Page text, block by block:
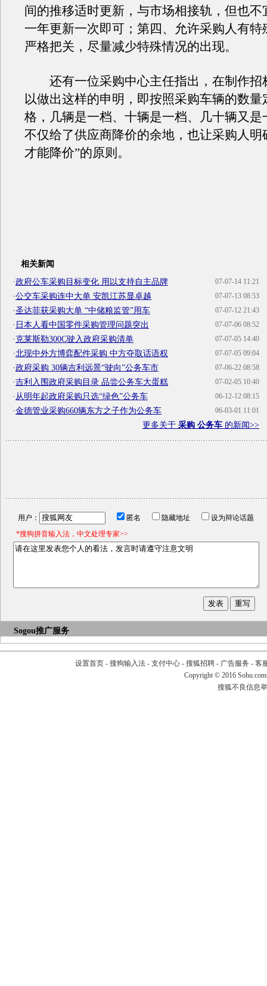
间的推移适时更新，与市场相接轨，但也不
一年更新一次即可；第四、允许采购人有特
严格把关，尽量减少特殊情况的出现。
还有一位采购中心主任指出，在制作招
以做出这样的申明，即按照采购车辆的数量
格，几辆是一档、十辆是一档、几十辆又是
不仅给了供应商降价的余地，也让采购人明
才能降价”的原则。
相关新闻
07-07-14 11:21
·政府公车采购目标变化 用以支持自主品牌
07-07-13 08:53
·公交车采购连中大单 安凯江苏显卓越
07-07-12 21:43
·圣达菲获采购大单 “中储粮监管”用车
07-07-06 08:52
· 日本人看中国零件采购管理问题突出
07-07-05 14:40
·克莱斯勒300C驶入政府采购清单
07-07-05 09:04
·北现中外方博弈配件采购 中方夺取话语权
07-06-22 08:58
·政府采购 30辆吉利远景“驶向”公务车市
07-02-05 10:40
·吉利入围政府采购目录 品尝公务车大蛋糕
06-12-12 08:15
· 从明年起政府采购只选“绿色”公务车
06-03-01 11:01
·金德管业采购660辆东方之子作为公务车
更多关于 采购 公务车 的新闻>>
用户： 匿名 隐藏地址
设为辩论话题
*搜狗拼音输入法，中文处理专家>>
Sogou推广服务
设置首页- 搜狗输入法- 支付中心- 搜狐招聘- 广告服务 - 客
Copyright © 2016
搜狐不良信息